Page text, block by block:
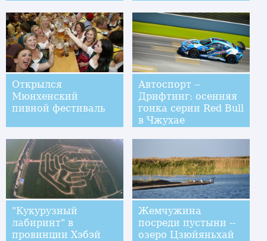
Открылся
Мюнхенский
пивной фестиваль
Автоспорт --
Дрифтинг: осенняя
гонка серии Red Bull
в Чжухае
"Кукурузный
лабиринт" в
провинции Хэбэй
Жемчужина
посреди пустыни --
озеро Цзюйяньхай